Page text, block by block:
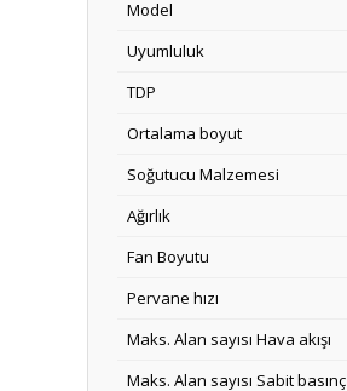
Model
Uyumluluk
TDP
Ortalama boyut
Soğutucu Malzemesi
Ağırlık
Fan Boyutu
Pervane hızı
Maks. Alan sayısı Hava akışı
Maks. Alan sayısı Sabit basınç